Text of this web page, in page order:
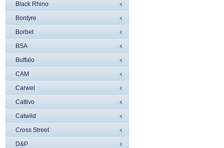
Black Rhino
Bontyre
Borbet
BSA
Buffalo
CAM
Carwel
Cattivo
Catwild
Cross Street
D&P